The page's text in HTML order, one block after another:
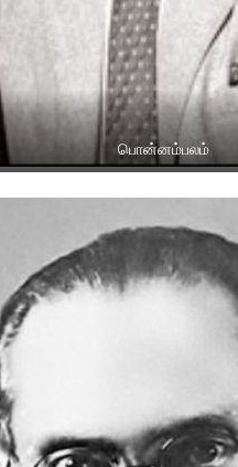
பொன்னம்பலம்